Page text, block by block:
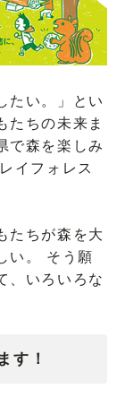
たい。」とい
たちの未来ま
で森を楽しみ
イフォレス
たちが森を大
い。 そう願
、いろいろな
す！